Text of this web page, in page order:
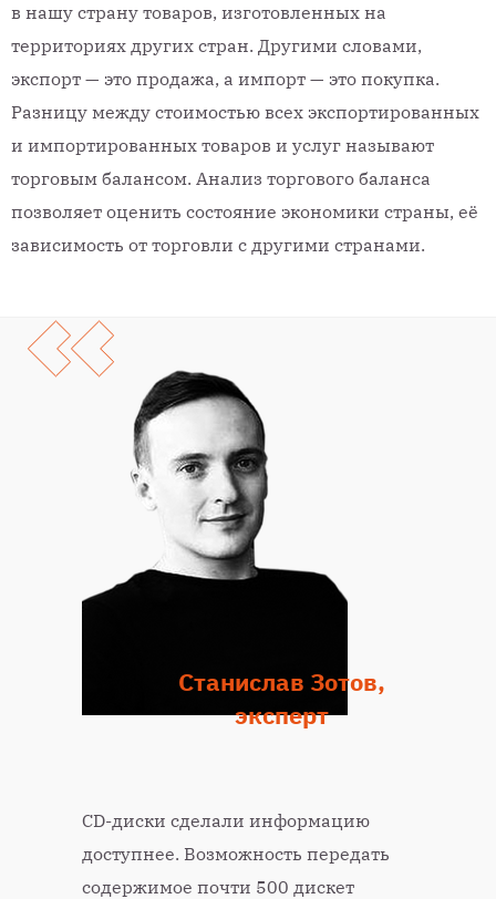
в нашу страну товаров, изготовленных на
территориях других стран. Другими словами,
экспорт — это продажа, а импорт — это покупка.
Разницу между стоимостью всех экспортированных
и импортированных товаров и услуг называют
торговым балансом. Анализ торгового баланса
позволяет оценить состояние экономики страны, её
зависимость от торговли с другими странами.
Станислав Зотов,
эксперт
CD-диски сделали информацию
доступнее. Возможность передать
содержимое почти 500 дискет